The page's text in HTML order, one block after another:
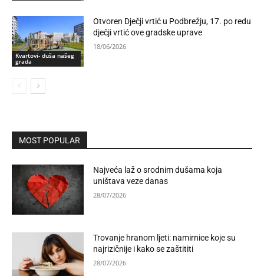
Kvartovi- duša našeg
grada
Otvoren Dječji vrtić u Podbrežju, 17. po redu
dječji vrtić ove gradske uprave
18/06/2026
MOST POPULAR
Najveća laž o srodnim dušama koja
uništava veze danas
28/07/2026
Trovanje hranom ljeti: namirnice koje su
najrizičnije i kako se zaštititi
28/07/2026